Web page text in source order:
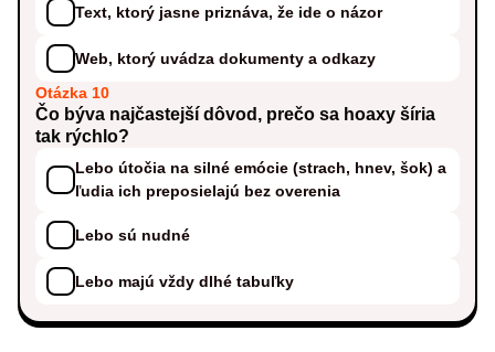
Text, ktorý jasne priznáva, že ide o názor
Web, ktorý uvádza dokumenty a odkazy
Otázka 10
Čo býva najčastejší dôvod, prečo sa hoaxy šíria
tak rýchlo?
Lebo útočia na silné emócie (strach, hnev, šok) a
ľudia ich preposielajú bez overenia
Lebo sú nudné
Lebo majú vždy dlhé tabuľky